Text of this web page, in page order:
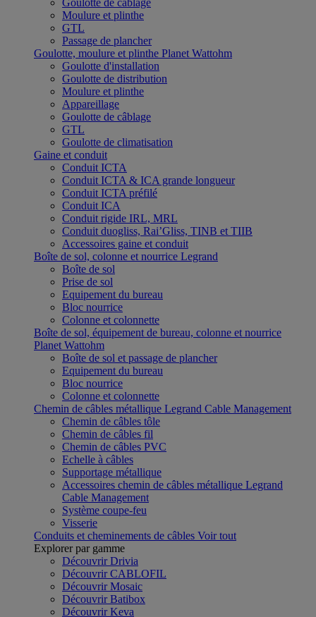
Goulotte de câblage
Moulure et plinthe
GTL
Passage de plancher
Goulotte, moulure et plinthe Planet Wattohm
Goulotte d'installation
Goulotte de distribution
Moulure et plinthe
Appareillage
Goulotte de câblage
GTL
Goulotte de climatisation
Gaine et conduit
Conduit ICTA
Conduit ICTA & ICA grande longueur
Conduit ICTA préfilé
Conduit ICA
Conduit rigide IRL, MRL
Conduit duogliss, Rai’Gliss, TINB et TIIB
Accessoires gaine et conduit
Boîte de sol, colonne et nourrice Legrand
Boîte de sol
Prise de sol
Equipement du bureau
Bloc nourrice
Colonne et colonnette
Boîte de sol, équipement de bureau, colonne et nourrice
Planet Wattohm
Boîte de sol et passage de plancher
Equipement du bureau
Bloc nourrice
Colonne et colonnette
Chemin de câbles métallique Legrand Cable Management
Chemin de câbles tôle
Chemin de câbles fil
Chemin de câbles PVC
Echelle à câbles
Supportage métallique
Accessoires chemin de câbles métallique Legrand
Cable Management
Système coupe-feu
Visserie
Conduits et cheminements de câbles Voir tout
Explorer par gamme
Découvrir Drivia
Découvrir CABLOFIL
Découvrir Mosaic
Découvrir Batibox
Découvrir Keva